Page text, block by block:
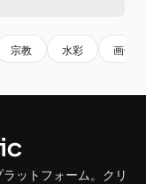
宗教 水彩 画像
ットフォーム。クリ